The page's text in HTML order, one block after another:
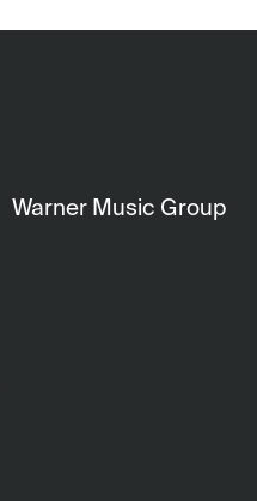
Warner Music Group